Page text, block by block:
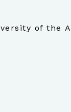
of the